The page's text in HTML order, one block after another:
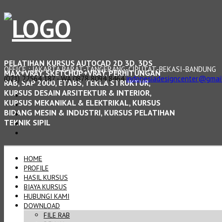
PELATIHAN KURSUS AUTOCAD 2D 3D, 3DS
MAX+VRAY, SKETCHUP+VRAY, PERHITUNGAN
RAB, SAP 2000, ETABS, TEKLA STRUKTUR,
KURSUS DESAIN ARSITEKTUR & INTERIOR,
KURSUS MEKANIKAL & ELEKTRIKAL, KURSUS
BIDANG MESIN & INDUSTRI, KURSUS PELATIHAN
TEKNIK SIPIL
OFFICE : JAKARTA BARAT-TANGERANG-CIPUTAT-BEKASI-BANDUNG
(021) 22564 187 - WA 0878 8094 8464
HOME
PROFILE
HASIL KURSUS
BIAYA KURSUS
HUBUNGI KAMI
DOWNLOAD
FILE RAB